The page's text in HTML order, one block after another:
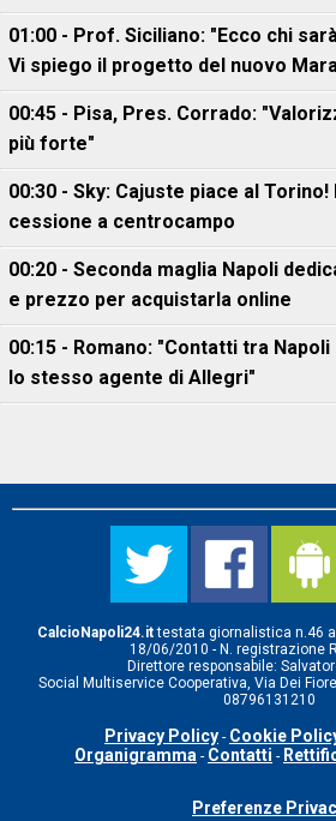
01:00 - Prof. Siciliano: "Ecco chi
Vi spiego il progetto del nuovo
00:45 - Pisa, Pres. Corrado:
più forte"
00:30 - Sky: Cajuste piace al
cessione a centrocampo
00:20 - Seconda maglia Napoli
e prezzo per acquistarla online
00:15 - Romano: "Contatti tra
lo stesso agente di Allegri"
CalcioNapoli24.ittestata giornalistica n.46
18/06/2010 - N. registrazione
Direttore responsabile:
Social Multiservice Cooperativa, Via Dei
08796131210
Privacy Policy - Cookie
Organigramma - Contatti -
Preferenze